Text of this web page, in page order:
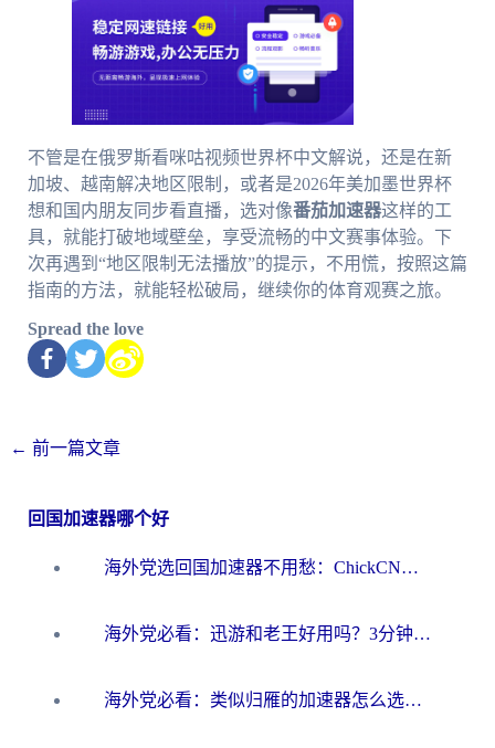
不管是在俄罗斯看咪咕视频世界杯中文解说，还是在新
加坡、越南解决地区限制，或者是2026年美加墨世界杯
想和国内朋友同步看直播，选对像番茄加速器这样的工
具，就能打破地域壁垒，享受流畅的中文赛事体验。下
次再遇到“地区限制无法播放”的提示，不用慌，按照这篇
指南的方法，就能轻松破局，继续你的体育观赛之旅。
Spread the love
← 前一篇文章
回国加速器哪个好
海外党选回国加速器不用愁：ChickCN和洞见哪个好？一篇搞定所有疑问
海外党必看：迅游和老王好用吗？3分钟选对加速国内网络的加速器
海外党必看：类似归雁的加速器怎么选？一篇搞定无缝访问国内资源